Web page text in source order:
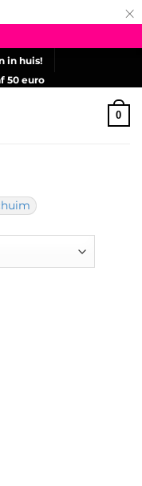
×
in huis!
50 euro
0